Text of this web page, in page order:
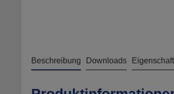
Beschreibung Downloads